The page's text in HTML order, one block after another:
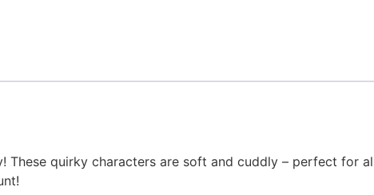
These quirky characters are soft and cuddly – perfect for